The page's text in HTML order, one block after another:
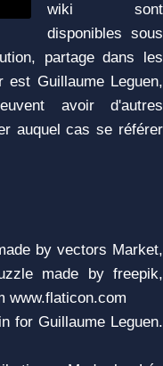
wiki sont
disponibles sous
partage dans les
Guillaume Leguen,
avoir d'autres
auquel cas se référer
by vectors Market,
made by freepik,
www.flaticon.com
for Guillaume Leguen.